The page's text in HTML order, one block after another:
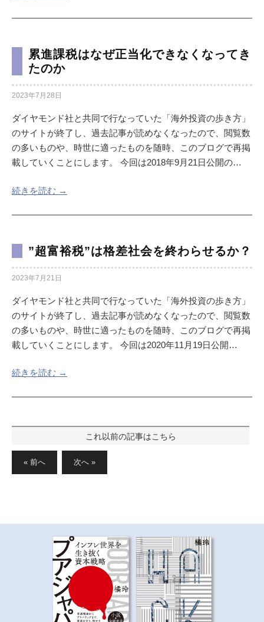
累進課税はなぜ正当化できなくなってき
たのか
2023年7月28日
ダイヤモンド社と共同で行なっていた「海外投資の歩き方」
のサイトが終了し、過去記事が読めなくなったので、閲覧数
の多いものや、時世に適ったものを随時、このブログで再掲
載していくことにします。 今回は2018年9月21日公開の…
続きを読む →
”超富裕税”は格差社会を終わらせるか？
2023年7月21日
ダイヤモンド社と共同で行なっていた「海外投資の歩き方」
のサイトが終了し、過去記事が読めなくなったので、閲覧数
の多いものや、時世に適ったものを随時、このブログで再掲
載していくことにします。 今回は2020年11月19日公開…
続きを読む →
稿
« 前へ 次へ »